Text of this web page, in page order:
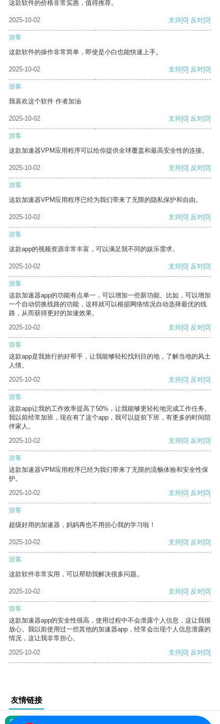
这款软件的价格非常实惠，值得推荐。
2025-10-02 支持[0] 反对[0]
游客
这款软件的操作非常简单，即使是小白也能快速上手。
2025-10-02 支持[0] 反对[0]
游客
我喜欢这个软件 作者加油
2025-10-02 支持[0] 反对[0]
游客
这款加速器VPM应用程序可以给你提供全球覆盖和最高安全性的连接。
2025-10-02 支持[0] 反对[0]
游客
这款加速器VPM应用程序已经为我们带来了无限的隐私保护和自由。
2025-10-02 支持[0] 反对[0]
游客
这款app的视频资源非常丰富，可以满足我不同的娱乐需求。
2025-10-02 支持[0] 反对[0]
游客
这款加速器app的功能有点单一，可以增加一些新功能。比如，可以增加
一个自动切换线路的功能，这样就可以根据网络情况自动选择最优的线
路，从而获得更好的加速效果。
2025-10-02
支持[0] 反对[0]
游客
这款app是我旅行的好帮手，让我能够轻松找到目的地，了解当地的风土
人情。
2025-10-02
支持[0] 反对[0]
游客
这款app让我的工作效率提高了50%，让我能够更轻松地完成工作任务。
我以前经常加班，现在有了这个app，我可以提前下班，有更多的时间陪
伴家人。
2025-10-02
支持[0] 反对[0]
游客
这款加速器VPM应用程序已经为我们带来了无限的流畅体验和安全性保
护。
2025-10-02
支持[0] 反对[0]
游客
超级好用的加速器，妈妈再也不用担心我的学习啦！
2025-10-02 支持[0] 反对[0]
游客
这款软件非常实用，可以帮助我解决很多问题。
2025-10-02 支持[0] 反对[0]
游客
这款加速器app的安全性很高，使用过程中不会泄露个人信息，这让我很
放心。我以前使用过一些其他的加速器app，经常会出现个人信息泄露的
情况，这让我非常担心。
2025-10-02
支持[0] 反对[0]
友情链接
网站地图